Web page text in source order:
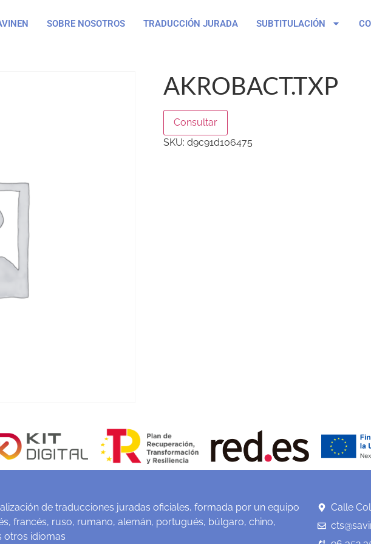
SOBRE NOSOTROS TRADUCCIÓN JURADA SUBTITULACIÓN
AKROBACT.TXP
Consultar
SKU: d9c91d106475
de traducciones juradas oficiales, formada por un equipo
francés, ruso, rumano, alemán, portugués, búlgaro, chino,
otros idiomas
Calle